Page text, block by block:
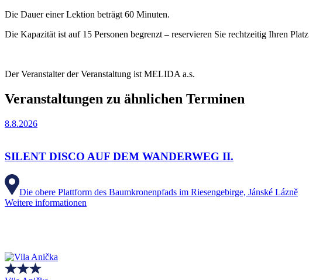
Die Dauer einer Lektion beträgt 60 Minuten.
Die Kapazität ist auf 15 Personen begrenzt – reservieren Sie rechtzeitig Ihren Platz
Der Veranstalter der Veranstaltung ist MELIDA a.s.
Veranstaltungen zu ähnlichen Terminen
8.8.2026
SILENT DISCO AUF DEM WANDERWEG II.
Die obere Plattform des Baumkronenpfads im Riesengebirge, Jánské Lázně
Weitere informationen